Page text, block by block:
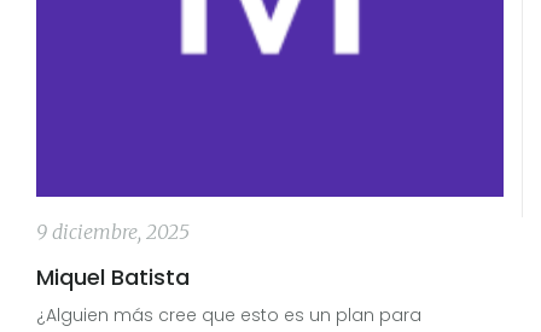
9 diciembre, 2025
Miquel Batista
¿Alguien más cree que esto es un plan para